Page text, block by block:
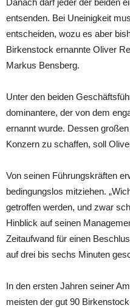
Danach darf jeder der beiden
entsenden. Bei Uneinigkeit
entscheiden, wozu es aber
Birkenstock ernannte Oliver
Markus Bensberg.
Unter den beiden
dominantere, der von dem
ernannt wurde. Dessen
Konzern zu schaffen, soll
Von seinen Führungskräften
bedingungslos mitziehen.
getroffen werden, und zwar
Hinblick auf seinen
Zeitaufwand für einen
auf drei bis sechs Minuten
In den ersten Jahren seiner
meisten der gut 90